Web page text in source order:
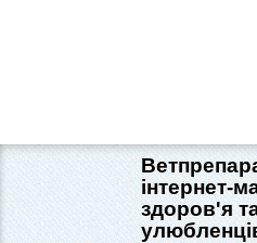
інтернет-
здоров'я